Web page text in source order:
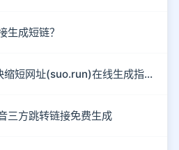
生成短链？
3分钟搞定防红链接！快缩短网址(suo.run)在线生成指南
三方跳转链接免费生成